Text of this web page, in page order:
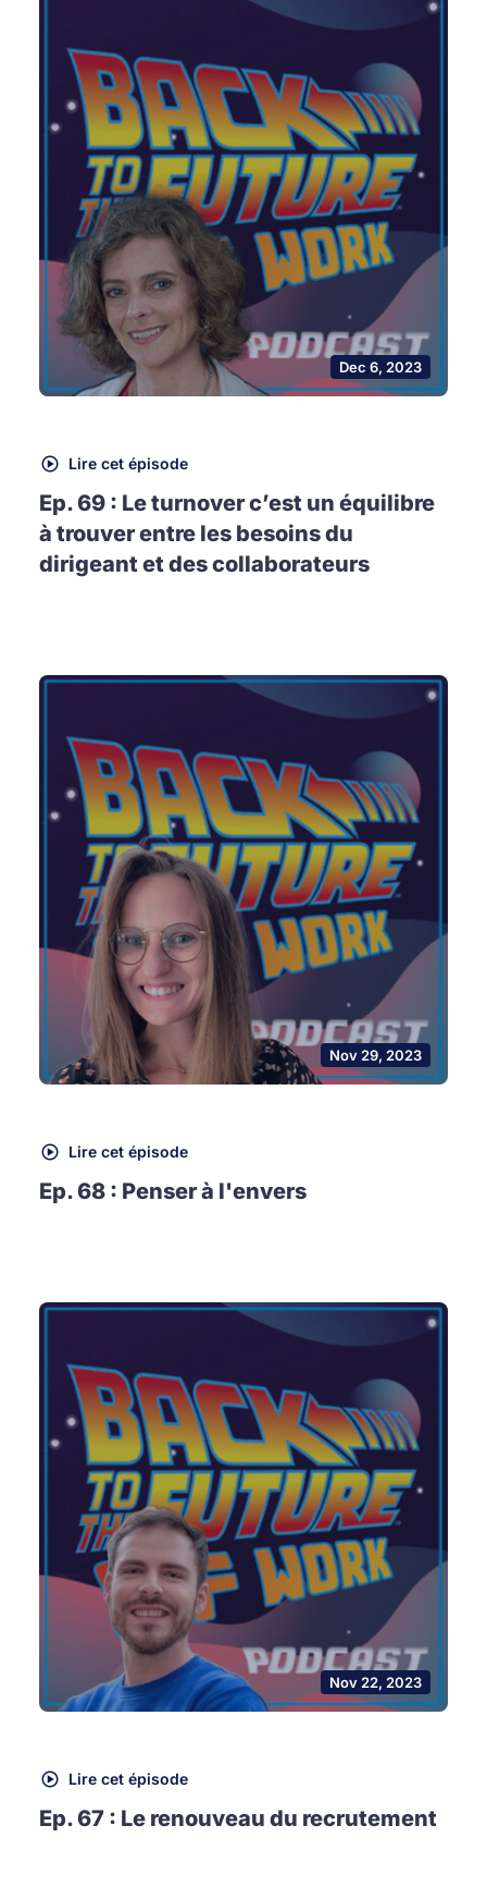
Dec 6, 2023
Lire cet épisode
Ep. 69 : Le turnover c’est un équilibre
à trouver entre les besoins du
dirigeant et des collaborateurs
Nov 29, 2023
Lire cet épisode
Ep. 68 : Penser à l'envers
Nov 22, 2023
Lire cet épisode
Ep. 67 : Le renouveau du recrutement